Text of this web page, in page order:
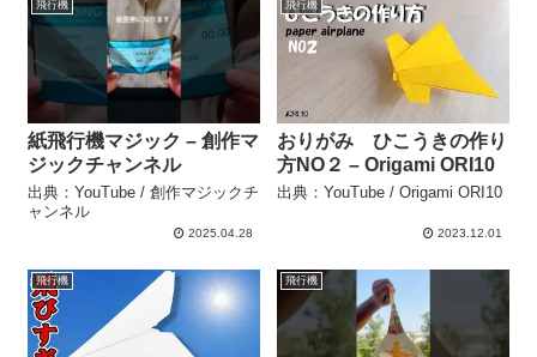
飛行機
紙飛行機マジック – 創作マ
ジックチャンネル
出典：YouTube / 創作マジックチ
ャンネル
2025.04.28
飛行機
おりがみ ひこうきの作り
方NO２ – Origami ORI10
出典：YouTube / Origami ORI10
2023.12.01
飛行機 飛行機